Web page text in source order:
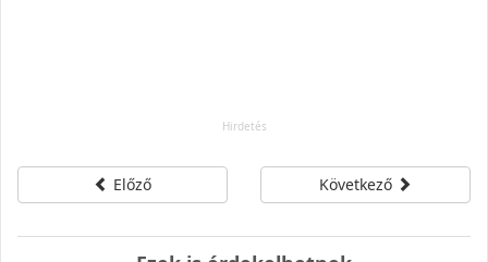
Előző Következő